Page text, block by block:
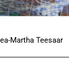
Martha Teesaar